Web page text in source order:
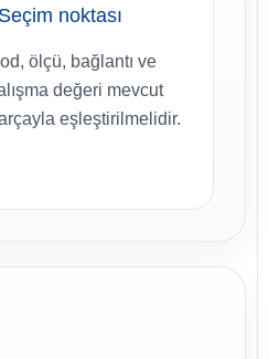
noktası
ölçü, bağlantı ve
değeri mevcut
eşleştirilmelidir.